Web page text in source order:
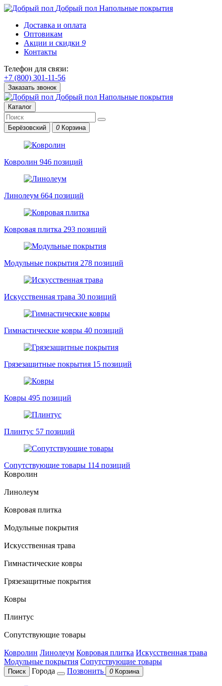
Добрый пол Напольные покрытия
Доставка и оплата
Оптовикам
Акции и скидки 9
Контакты
Телефон для связи:
+7 (800) 301-11-56
Заказать звонок
Добрый пол Напольные покрытия
Каталог
Берёзовский 0 Корзина
Ковролин 946 позиций
Линолеум 664 позиций
Ковровая плитка 293 позиций
Модульные покрытия 278 позиций
Искусственная трава 30 позиций
Гимнастические ковры 40 позиций
Грязезащитные покрытия 15 позиций
Ковры 495 позиций
Плинтус 57 позиций
Сопутствующие товары 114 позиций
Ковролин
Линолеум
Ковровая плитка
Модульные покрытия
Искусственная трава
Гимнастические ковры
Грязезащитные покрытия
Ковры
Плинтус
Сопутствующие товары
Ковролин Линолеум Ковровая плитка Искусственная трава
Модульные покрытия Сопутствующие товары
Поиск Города Позвонить 0 Корзина